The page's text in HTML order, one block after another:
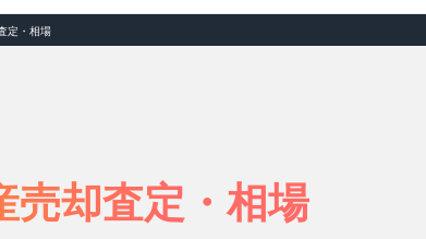
定・相場
売却査定・相場